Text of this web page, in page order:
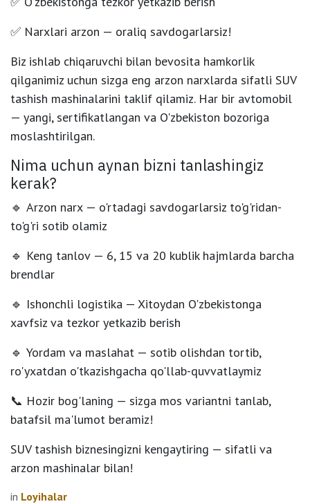
✅ Narxlari arzon — oraliq savdogarlarsiz!
Biz ishlab chiqaruvchi bilan bevosita hamkorlik
qilganimiz uchun sizga eng arzon narxlarda sifatli SUV
tashish mashinalarini taklif qilamiz. Har bir avtomobil
— yangi, sertifikatlangan va O'zbekiston bozoriga
moslashtirilgan.
Nima uchun aynan bizni tanlashingiz
kerak?
🔹 Arzon narx — o'rtadagi savdogarlarsiz to'g'ridan-
to'g'ri sotib olamiz
🔹 Keng tanlov — 6, 15 va 20 kublik hajmlarda barcha
brendlar
🔹 Ishonchli logistika — Xitoydan O'zbekistonga
xavfsiz va tezkor yetkazib berish
🔹 Yordam va maslahat — sotib olishdan tortib,
ro'yxatdan o'tkazishgacha qo'llab-quvvatlaymiz
📞 Hozir bog'laning — sizga mos variantni tanlab,
batafsil ma'lumot beramiz!
SUV tashish biznesingizni kengaytiring — sifatli va
arzon mashinalar bilan!
in Loyihalar